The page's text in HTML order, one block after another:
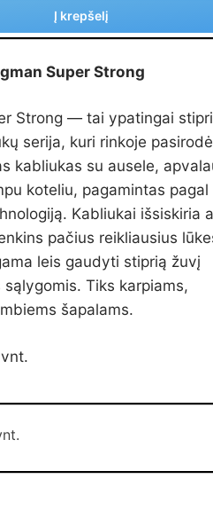
Į krepšelį
Super Strong
Strong — tai ypatingai
serija, kuri rinkoje
kabliukas su ausele,
koteliu, pagamintas pagal
Kabliukai išsiskiria
pačius reikliausius
leis gaudyti stiprią žuvį
Tiks karpiams,
šapalams.